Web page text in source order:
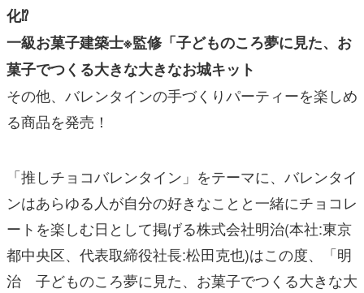
化⁉
一級お菓子建築士※監修「子どものころ夢に見た、お
菓子でつくる大きな大きなお城キット
その他、バレンタインの手づくりパーティーを楽しめ
る商品を発売！
「推しチョコバレンタイン」をテーマに、バレンタイ
ンはあらゆる人が自分の好きなことと一緒にチョコレ
ートを楽しむ日として掲げる株式会社明治(本社:東京
都中央区、代表取締役社長:松田克也)はこの度、「明
治 子どものころ夢に見た、お菓子でつくる大きな大